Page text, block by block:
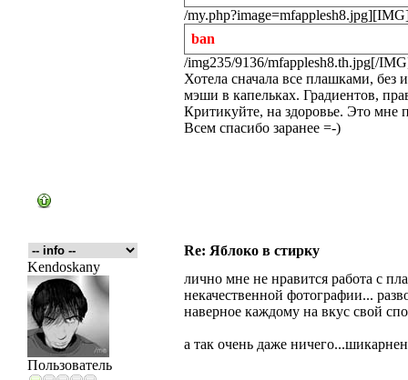
/
ban
/img235/9136/mfapplesh8.th.jpg[/
Хотела сначала все плашками, без
мэши в капельках. Градиентов,
Критикуйте, на здоровье. Это мне
Всем спасибо заранее =-)
Re: Яблоко в стирку
Kendoskany
Пользователь
лично мне не нравится работа с
некачественной фотографии...
наверное каждому на вкус свой
а так очень даже